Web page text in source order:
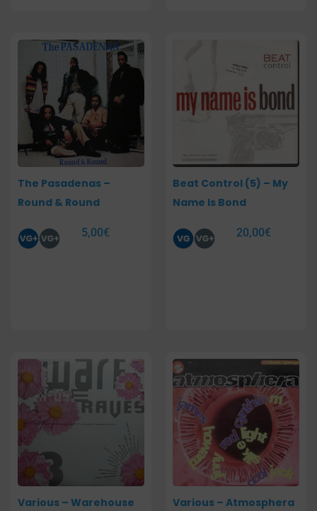
The Pasadenas –
Round & Round
5,00€
Beat Control (5) – My
Name Is Bond
20,00€
Various – Warehouse
Various – Atmosphera